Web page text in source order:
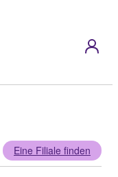
Eine Filiale finden